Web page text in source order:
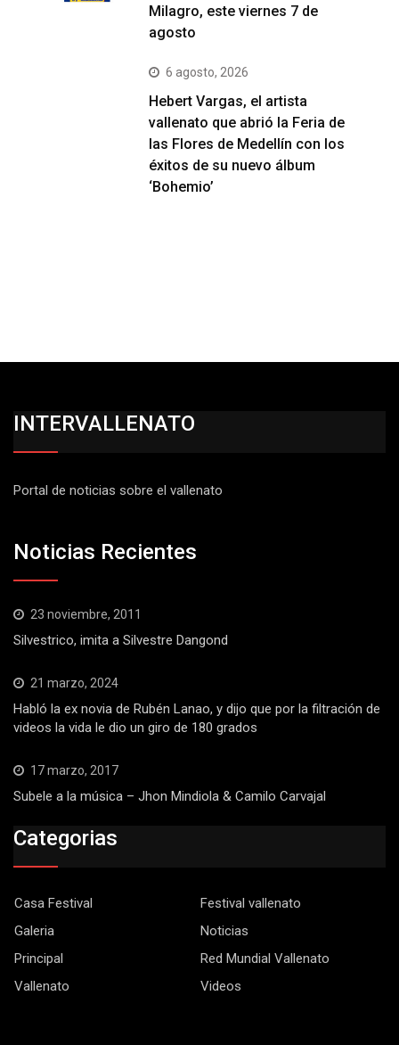
Milagro, este viernes 7 de
agosto
6 agosto, 2026
Hebert Vargas, el artista
vallenato que abrió la Feria de
las Flores de Medellín con los
éxitos de su nuevo álbum
‘Bohemio’
INTERVALLENATO
Portal de noticias sobre el vallenato
Noticias Recientes
23 noviembre, 2011
Silvestrico, imita a Silvestre Dangond
21 marzo, 2024
Habló la ex novia de Rubén Lanao, y dijo que por la filtración de
videos la vida le dio un giro de 180 grados
17 marzo, 2017
Subele a la música – Jhon Mindiola & Camilo Carvajal
Categorias
Casa Festival
Festival vallenato
Galeria
Noticias
Principal
Red Mundial Vallenato
Vallenato
Videos